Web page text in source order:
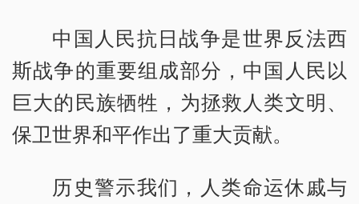
中国人民抗日战争是世界反法西
斯战争的重要组成部分，中国人民以
巨大的民族牺牲，为拯救人类文明、
保卫世界和平作出了重大贡献。
历史警示我们，人类命运休戚与